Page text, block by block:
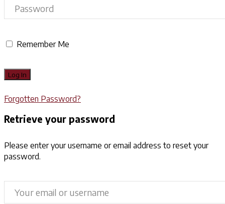
Remember Me
Forgotten Password?
Retrieve your password
Please enter your username or email address to reset your
password.